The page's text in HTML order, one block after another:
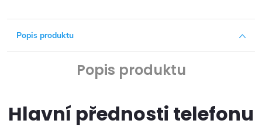
Popis produktu
Popis produktu
Hlavní přednosti telefonu